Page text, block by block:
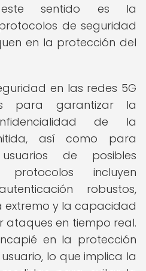
sentido es la
de seguridad
en la protección del
en las redes 5G
para garantizar la
de la
así como para
de posibles
protocolos incluyen
robustos,
extremo y la capacidad
en tiempo real.
en la protección
lo que implica la